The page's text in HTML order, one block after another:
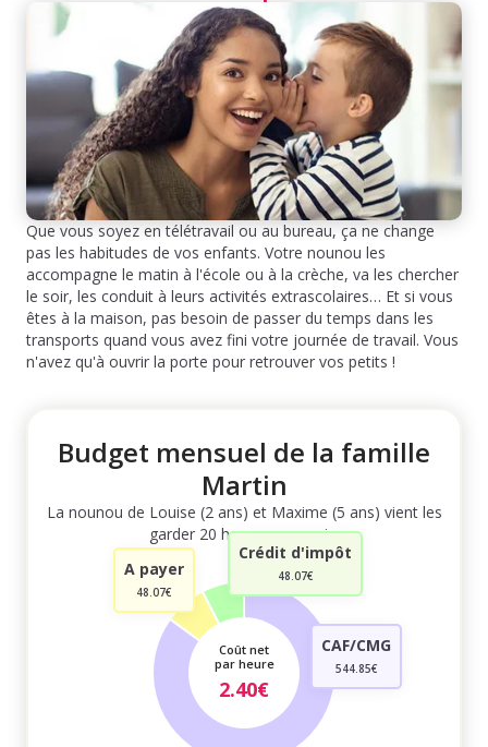
Que vous soyez en télétravail ou au bureau, ça ne change
pas les habitudes de vos enfants. Votre nounou les
accompagne le matin à l'école ou à la crèche, va les chercher
le soir, les conduit à leurs activités extrascolaires… Et si vous
êtes à la maison, pas besoin de passer du temps dans les
transports quand vous avez fini votre journée de travail. Vous
n'avez qu'à ouvrir la porte pour retrouver vos petits !
Budget mensuel de la famille
Martin
La nounou de Louise (2 ans) et Maxime (5 ans) vient les
garder 20 heures par mois.
Coût net
par heure
2.40€
Crédit d'impôt
48.07€
A payer
48.07€
CAF/CMG
544.85€